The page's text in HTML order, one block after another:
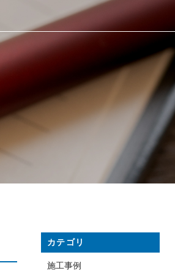
カテゴリ
施工事例